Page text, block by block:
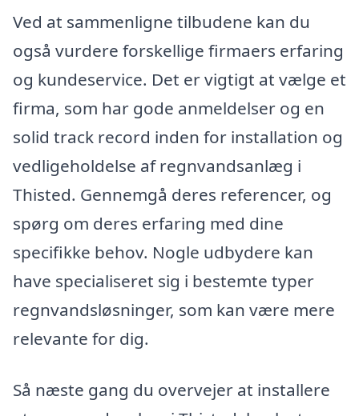
Ved at sammenligne tilbudene kan du
også vurdere forskellige firmaers erfaring
og kundeservice. Det er vigtigt at vælge et
firma, som har gode anmeldelser og en
solid track record inden for installation og
vedligeholdelse af regnvandsanlæg i
Thisted. Gennemgå deres referencer, og
spørg om deres erfaring med dine
specifikke behov. Nogle udbydere kan
have specialiseret sig i bestemte typer
regnvandsløsninger, som kan være mere
relevante for dig.
Så næste gang du overvejer at installere